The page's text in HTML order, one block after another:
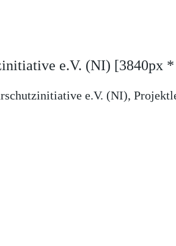
e.V. (NI) [3840px
e.V. (NI),